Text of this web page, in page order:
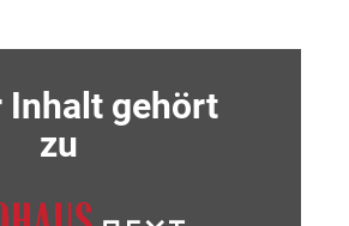
Inhalt gehört
zu